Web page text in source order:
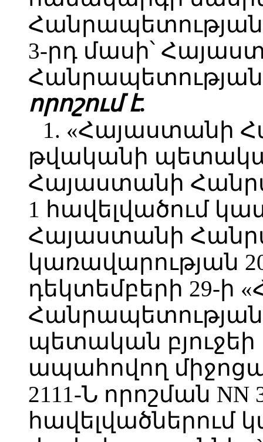
Հանրապետության
3-րդ մասի՝
Հանրապետության
որոշում է.
1. «Հայաստանի
թվականի
Հայաստանի
1 հավելվածում
Հայաստանի
կառավարության
դեկտեմբերի 29-ի
Հանրապետության
պետական
ապահովող
2111-Ն որոշման NN
հավելվածներում